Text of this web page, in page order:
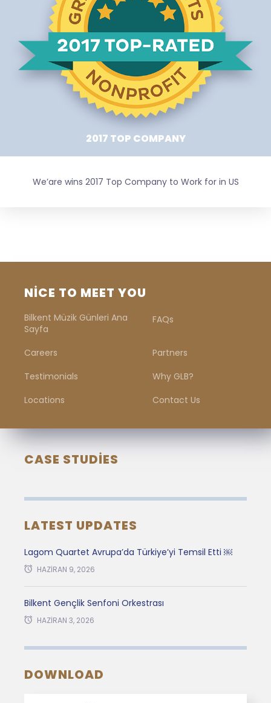
2017 TOP COMPANY
We’are wins 2017 Top Company to Work for in US
NICE TO MEET YOU
Bilkent Müzik Günleri Ana
Sayfa
FAQs
Careers
Partners
Testimonials
Why GLB?
Locations
Contact Us
CASE STUDIES
LATEST UPDATES
Lagom Quartet Avrupa’da Türkiye’yi Temsil Etti ￼
HAZIRAN 9, 2026
Bilkent Gençlik Senfoni Orkestrası
HAZIRAN 3, 2026
DOWNLOAD